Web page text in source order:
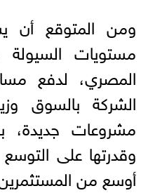
ومن المتوقع أن
مستويات
المصري، لدفع
الشركة بالسوق
مشروعات جديدة،
وقدرتها على
أوسع من